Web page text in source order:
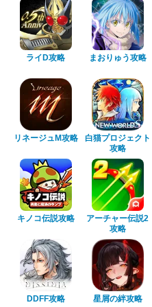
ライD攻略 まおりゅう攻略
リネージュM攻略
白猫プロジェクト
攻略
キノコ伝説攻略
アーチャー伝説2
攻略
DDFF攻略 星屑の絆攻略